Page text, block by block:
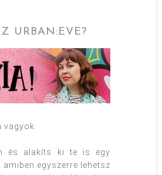
URBAN:EVE?
vagyok.
és alakíts ki te is egy
amiben egyszerre lehetsz